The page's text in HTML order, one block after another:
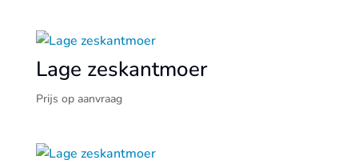
Lage zeskantmoer
Prijs op aanvraag